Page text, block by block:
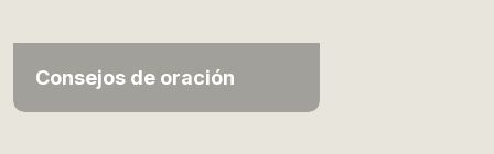
Consejos de oración